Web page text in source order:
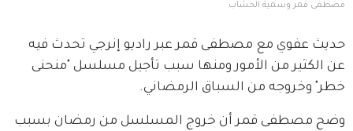
مصطفى قمر وسمية الخشاب
حديث عفوي مع مصطفى قمر عبر راديو إنرجي تحدث فيه
عن الكثير من الأمور ومنها سبب تأجيل مسلسل "منحنى
خطر" وخروجه من السباق الرمضاني.
وضح مصطفى قمر أن خروج المسلسل من رمضان بسبب